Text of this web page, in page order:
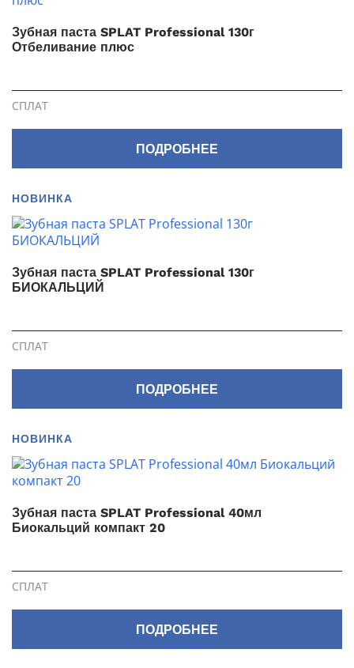
Зубная паста SPLAT Professional 130г
Отбеливание плюс
СПЛАТ
ПОДРОБНЕЕ
НОВИНКА
Зубная паста SPLAT Professional 130г
БИОКАЛЬЦИЙ
СПЛАТ
ПОДРОБНЕЕ
НОВИНКА
Зубная паста SPLAT Professional 40мл
Биокальций компакт 20
СПЛАТ
ПОДРОБНЕЕ